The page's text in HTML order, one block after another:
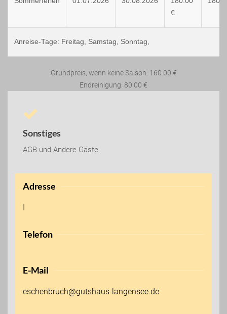
€
Anreise-Tage: Freitag, Samstag, Sonntag,
Grundpreis, wenn keine Saison: 160.00 €
Endreinigung: 80.00 €
Sonstiges
AGB und Andere Gäste
Adresse
Telefon
E-Mail
eschenbruch@gutshaus-langensee.de